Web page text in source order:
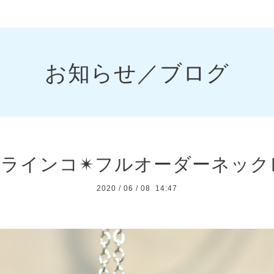
お知らせ／ブログ
インコ✴フルオーダーネック
2020 / 06 / 08 14:47